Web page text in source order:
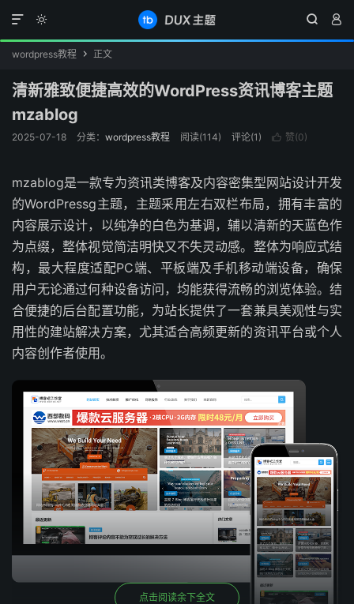
  

wordpress教程  正文
清新雅致便捷高效的WordPress资讯博客主题
mzablog
2025-07-18 分类： wordpress教程 阅读(114) 评论(1)  赞(0)
mzablog是一款专为资讯类博客及内容密集型网站设计开发
的WordPressg主题，主题采用左右双栏布局，拥有丰富的
内容展示设计，以纯净的白色为基调，辅以清新的天蓝色作
为点缀，整体视觉简洁明快又不失灵动感。整体为响应式结
构，最大程度适配PC端、平板端及手机移动端设备，确保
用户无论通过何种设备访问，均能获得流畅的浏览体验。结
合便捷的后台配置功能，为站长提供了一套兼具美观性与实
用性的建站解决方案，尤其适合高频更新的资讯平台或个人
内容创作者使用。
点击阅读余下全文